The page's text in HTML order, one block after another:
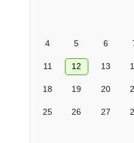
4 5 6
11 12 13
18 19 20
25 26 27